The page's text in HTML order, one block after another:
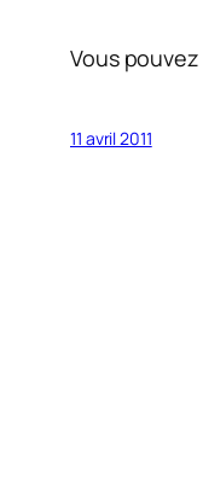
Vous
11 avril 2011